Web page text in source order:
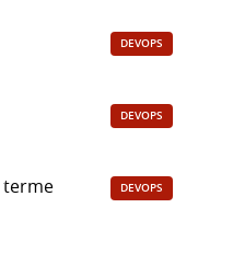
DEVOPS
DEVOPS
terme DEVOPS